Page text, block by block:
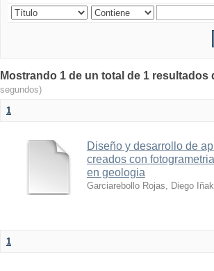
Mostrando 1 de un total de 1
segundos)
1
Diseño y desarrollo de
creados con
en geologia
Garciarebollo Rojas, Diego
1